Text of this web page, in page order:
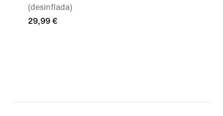
(desinflada)
29,99 €